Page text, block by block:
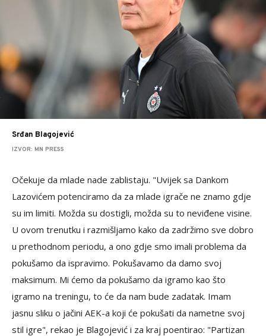
Srđan Blagojević
IZVOR: MN PRESS
Očekuje da mlade nade zablistaju. "Uvijek sa Dankom
Lazovićem potenciramo da za mlade igrače ne znamo gdje
su im limiti. Možda su dostigli, možda su to neviđene visine.
U ovom trenutku i razmišljamo kako da zadržimo sve dobro
u prethodnom periodu, a ono gdje smo imali problema da
pokušamo da ispravimo. Pokušavamo da damo svoj
maksimum. Mi ćemo da pokušamo da igramo kao što
igramo na treningu, to će da nam bude zadatak. Imam
jasnu sliku o jačini AEK-a koji će pokušati da nametne svoj
stil igre", rekao je Blagojević i za kraj poentirao: "Partizan